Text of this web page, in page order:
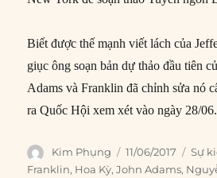
Biết được thế mạnh viết lách của
giục ông soạn bản dự thảo đầu tiên
Adams và Franklin đã chỉnh sửa nó
ra Quốc Hội xem xét vào ngày 28/
Author
Kim Phụng
Posted
on
11/06/2017 Sự
Franklin, Hoa Kỳ,John Adams,